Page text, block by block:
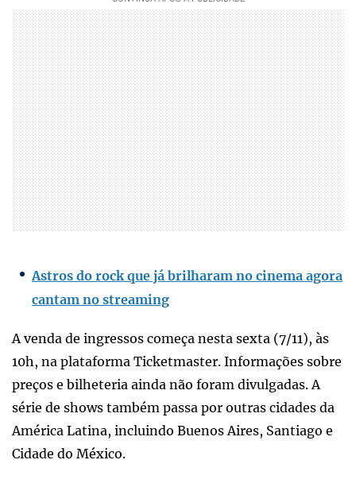
Astros do rock que já brilharam no cinema agora
cantam no streaming
A venda de ingressos começa nesta sexta (7/11), às
10h, na plataforma Ticketmaster. Informações sobre
preços e bilheteria ainda não foram divulgadas. A
série de shows também passa por outras cidades da
América Latina, incluindo Buenos Aires, Santiago e
Cidade do México.